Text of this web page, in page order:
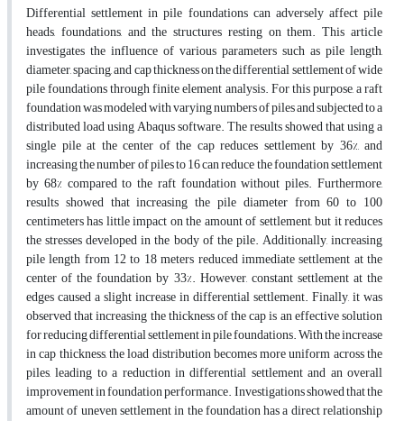
Differential settlement in pile foundations can adversely affect pile
heads, foundations, and the structures resting on them. This article
investigates the influence of various parameters such as pile length,
diameter, spacing, and cap thickness on the differential settlement of wide
pile foundations through finite element analysis. For this purpose, a raft
foundation was modeled with varying numbers of piles and subjected to a
distributed load using Abaqus software. The results showed that using a
single pile at the center of the cap reduces settlement by 36%, and
increasing the number of piles to 16 can reduce the foundation settlement
by 68% compared to the raft foundation without piles. Furthermore,
results showed that increasing the pile diameter from 60 to 100
centimeters has little impact on the amount of settlement, but it reduces
the stresses developed in the body of the pile. Additionally, increasing
pile length from 12 to 18 meters reduced immediate settlement at the
center of the foundation by 33%. However, constant settlement at the
edges caused a slight increase in differential settlement. Finally, it was
observed that increasing the thickness of the cap is an effective solution
for reducing differential settlement in pile foundations. With the increase
in cap thickness, the load distribution becomes more uniform across the
piles, leading to a reduction in differential settlement and an overall
improvement in foundation performance. Investigations showed that the
amount of uneven settlement in the foundation has a direct relationship